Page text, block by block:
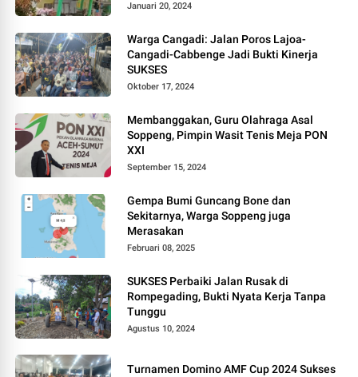
Januari 20, 2024
Warga Cangadi: Jalan Poros Lajoa-
Cangadi-Cabbenge Jadi Bukti Kinerja
SUKSES
Oktober 17, 2024
Membanggakan, Guru Olahraga Asal
Soppeng, Pimpin Wasit Tenis Meja PON
XXI
September 15, 2024
Gempa Bumi Guncang Bone dan
Sekitarnya, Warga Soppeng juga
Merasakan
Februari 08, 2025
SUKSES Perbaiki Jalan Rusak di
Rompegading, Bukti Nyata Kerja Tanpa
Tunggu
Agustus 10, 2024
Turnamen Domino AMF Cup 2024 Sukses